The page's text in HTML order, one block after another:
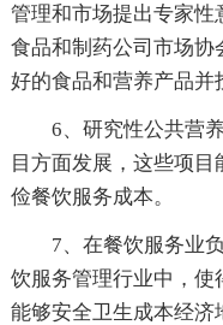
管理和市场提出专家性
食品和制药公司市场协
好的食品和营养产品并
6、研究性公共营
目方面发展，这些项
俭餐饮服务成本。
7、在餐饮服务业
饮服务管理行业中，
能够安全卫生成本经济